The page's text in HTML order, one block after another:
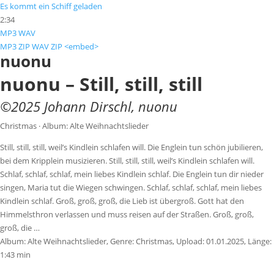
Es kommt ein Schiff geladen
2:34
MP3WAV
MP3 ZIP WAV ZIP <embed>
nuonu
nuonu – Still, still, still
©2025 Johann Dirschl, nuonu
Christmas · Album: Alte Weihnachtslieder
Still, still, still, weil’s Kindlein schlafen will. Die Englein tun schön jubilieren,
bei dem Kripplein musizieren. Still, still, still, weil’s Kindlein schlafen will.
Schlaf, schlaf, schlaf, mein liebes Kindlein schlaf. Die Englein tun dir nieder
singen, Maria tut die Wiegen schwingen. Schlaf, schlaf, schlaf, mein liebes
Kindlein schlaf. Groß, groß, groß, die Lieb ist übergroß. Gott hat den
Himmelsthron verlassen und muss reisen auf der Straßen. Groß, groß,
groß, die …
Album:Alte Weihnachtslieder, Genre:Christmas, Upload:01.01.2025, Länge:
1:43 min